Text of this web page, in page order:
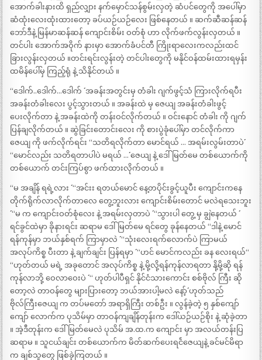
အောက်ခါးနားထိ ရှည်လျှား နက်မှောင်သန်စွမ်းလှတဲ့ ဆံပင်တွေကို အပေါ်မှာ
ဆံထုံးလေးထုံးထားတော့ ခပ်ယဉ်ယဉ်လေး ဖြစ်နေတယ် ။ ဆက်ဆီဆန်ဆန်
ဘော်ဒီနဲ့ မြန်မာဆန်ဆန် ကျောင်းစိမ်း ဝတ်စုံ ဟာ လိုက်ဖက်လွန်းလှတယ် ။
တင်ပါး အောက်အဝိုက် နားမှာ အောက်ခံပင်တီ ကြိုးရာလေးကလည်းထင်
ခြားလွန်းလှတယ် ။တင်းရင်းလွန်းတဲ့ တင်ပါးတွေကို မနိုင်ဝန်ထမ်းထားရမှန်း
ထမိန်ပေါ်မှ ကြည့်ရုံ နဲ့ သိနိုင်တယ် ။
“ဒေါက်..ဒေါက်…ဒေါက် ´´ အခန်းအတွင်းမှ တံခါး ဂျက်ဖွင့်သံ ကြားလိုက်ရပီး
အခန်းတံခါးလေး ပွင့်သွားတယ် ။ အခန်းထဲ မှ ဇေယျ အခန်းတံခါးဖွင့်
ပေးလိုက်တာ နဲ့ အခန်းထဲကို တန်းဝင်လိုက်တယ် ။ ဝင်းနောင် တံခါး ကို ဂျက်
ပြန်ချလိုက်တယ် ။ ဆွဲခြင်းတောင်းလေး ကို စားပွဲခုံပေါ်မှာ တင်လိုက်ကာ
ဇေယျ ကို ဖက်လိုက်ရင်း “သတိရလိုက်တာ မောင်ရယ် … အရမ်းလွမ်းတာပဲ´´
“မောင်လည်း သတိရတာပါပဲ မရယ် …´´ ဇေယျ နဲ့ ဒေါ်မြတ်မေ တစ်ယောက်ကို
တစ်ယောက် တင်းကြပ်စွာ ဖက်ထားလိုက်တယ် ။
“မ အချိန် ရရဲ့လား ´´ “အင်းး ရတယ်မောင် နေ့တပိုင်းခွင့်ယူပီး ကျောင်းကနေ
တိုက်ရိုက်လာလိုက်တာလေ တွေ့ဘူးလား ကျောင်းစိမ်းတောင် မလဲရသေးဘူး
´´ “မ က ကျောင်းဝတ်စုံလေး နဲ့ အရမ်းလှတာပဲ ´´ “သွားပါ တွေ့ မှ ချွဲနေတယ် ´´
ရင်ခွင်ထဲမှာ ခိုနားရင်း ဆရာမ ဒေါ်မြတ်မေ ရင်တွေ ခုန်နေတယ် “ဒါနဲ့ မောင်
ရန်ကုန်မှာ ဘယ်နှစ်ရက် ကြာမှာလဲ ´´ “သုံးလေးရက်လောက်ပဲ ကြာမယ်
အလုပ်ကိစ္စ ပီးတာ နဲ့ ချက်ချင်း ပြန်ရမှာ ´´ “ဟင် မောင်ကလည်း ခန လေးရယ်“
“ဟုတ်တယ် မရဲ့ အခုတောင် အလုပ်ကိစ္စ နဲ့ မို့လို့ရန်ကုန်လာရတာ နို့မို့ဆို ရန်
ကုန်လာဘို့ ဝေလာဝေးပဲ ´´ “ ဟုတ်ပါပီရှင် နိုင်ငံသားကောင်း စစ်ဗိုလ် ကြီး ဆို
တော့လဲ တာဝန်တွေ များပြားတော့ ဘယ်အားပါ့မလဲ နော့်´´ ဟုတ်သည်
ဗိုလ်ကြီးဇေယျ က တပ်မတော် အရာရှိကြီး တစ်ဦး ။ လွန်ခဲ့တဲ့ ၅ နှစ်ကျော်
ကျော် လောက်က ပုသိမ်မှာ တာဝန်ကျချိန်တုန်းက ဒေါ်ယဉ်ယဉ်စိုး နဲ့ ဆုံခဲ့တာ
။ အဲ့ဒီတုန်းက ဒေါ်မြတ်မေလဲ ပုသိမ် အ.ထ.က ကျောင်း မှာ အလယ်တန်းပြ
ဆရာမ ။ သူငယ်ချင်း တစ်ယောက်က မိတ်ဆက်ပေးရင်ဲဇေယျနဲ့ ခင်မင်မိရာ
က ချစ်သူတွေ ဖြစ်ခဲ့ကြတယ် ။